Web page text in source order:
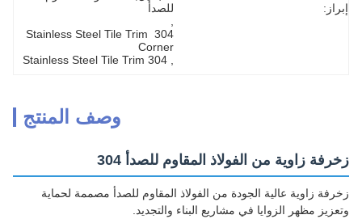
إبراز:
للصدأ
304 Stainless Steel Tile Trim
Corner
304 Stainless Steel Tile Trim
وصف المنتج
زخرفة زاوية من الفولاذ المقاوم للصدأ 304
زخرفة زاوية عالية الجودة من الفولاذ المقاوم للصدأ مصممة لحماية
وتعزيز مظهر الزوايا في مشاريع البناء والتجديد.